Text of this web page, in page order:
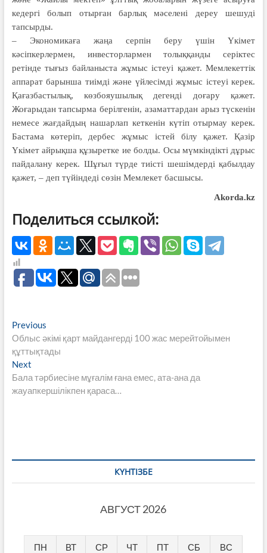
кедергі болып отырған барлық мәселені дереу шешуді
тапсырды.
– Экономикаға жаңа серпін беру үшін Үкімет
кәсіпкерлермен, инвесторлармен толыққанды серіктес
ретінде тығыз байланыста жұмыс істеуі қажет. Мемлекеттік
аппарат барынша тиімді және үйлесімді жұмыс істеуі керек.
Қағазбастылық, көзбояушылық дегенді доғару қажет.
Жоғарыдан тапсырма берілгенін, азаматтардан арыз түскенін
немесе жағдайдың нашарлап кеткенін күтіп отырмау керек.
Бастама көтеріп, дербес жұмыс істей білу қажет. Қазір
Үкімет айрықша құзыретке ие болды. Осы мүмкіндікті дұрыс
пайдалану керек. Шұғыл түрде тиісті шешімдерді қабылдау
қажет, – деп түйіндеді сөзін Мемлекет басшысы.
Akorda.kz
Поделиться ссылкой:
Навигация
по
записям
PreviousPrevious
post:
Облыс әкімі қарт майдангерді 100 жас мерейтойымен
құттықтады
NextNext
post:
Бала тәрбиесіне мұғалім ғана емес, ата-ана да
жауапкершілікпен қараса…
КҮНТІЗБЕ
АВГУСТ 2026
ПН ВТ СР ЧТ ПТ СБ ВС